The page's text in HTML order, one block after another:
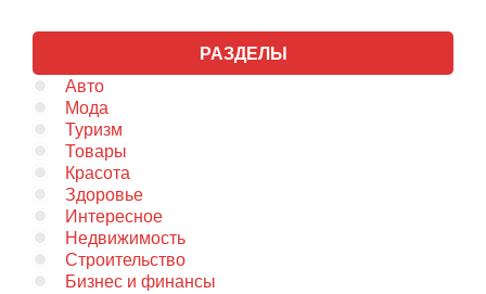
РАЗДЕЛЫ
Авто
Мода
Туризм
Товары
Красота
Здоровье
Интересное
Недвижимость
Строительство
Бизнес и финансы